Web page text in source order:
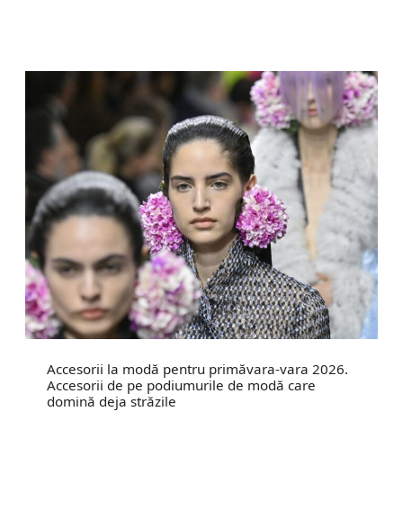
Accesorii la modă pentru primăvara-vara 2026.
Accesorii de pe podiumurile de modă care
domină deja străzile